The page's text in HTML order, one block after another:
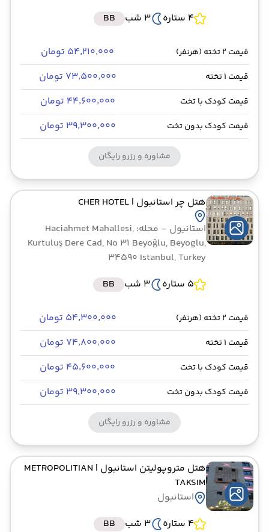
4 ستاره
3 شب BB
قیمت 2 تخته (هرنفر) ۵۴٬۲۱۰٬۰۰۰ تومان
قیمت 1 تخته ۷۳٬۵۰۰٬۰۰۰ تومان
قیمت کودک با تخت ۴۴٬۶۰۰٬۰۰۰ تومان
قیمت کودک بدون تخت ۳۹٬۳۰۰٬۰۰۰ تومان
مشاوره و رزرو رایگان
هتل چر استانبول | CHER HOTEL
استانبول
- محله: Haciahmet Mahallesi,
Kurtuluş Dere Cad, No 31 Beyoğlu, Beyoglu,
34590 Istanbul, Turkey
5 ستاره
3 شب BB
قیمت 2 تخته (هرنفر) ۵۴٬۳۰۰٬۰۰۰ تومان
قیمت 1 تخته ۷۴٬۸۰۰٬۰۰۰ تومان
قیمت کودک با تخت ۴۵٬۶۰۰٬۰۰۰ تومان
قیمت کودک بدون تخت ۳۹٬۳۰۰٬۰۰۰ تومان
مشاوره و رزرو رایگان
هتل متروپولیتن استانبول | METROPOLITIAN
TAKSIM
استانبول
4 ستاره
3 شب BB